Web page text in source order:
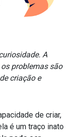
A
problemas são
criação e
de criar,
é um traço inato